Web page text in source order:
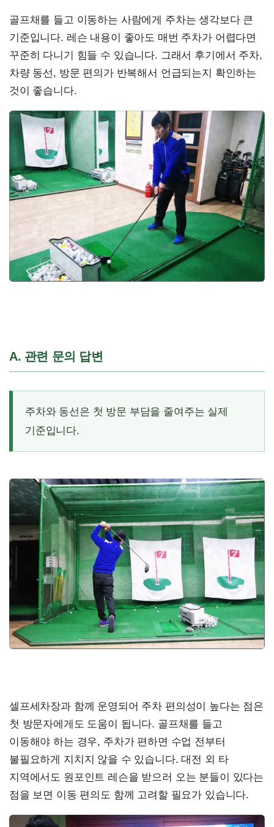
골프채를 들고 이동하는 사람에게 주차는 생각보다 큰
기준입니다. 레슨 내용이 좋아도 매번 주차가 어렵다면
꾸준히 다니기 힘들 수 있습니다. 그래서 후기에서 주차,
차량 동선, 방문 편의가 반복해서 언급되는지 확인하는
것이 좋습니다.
A. 관련 문의 답변
주차와 동선은 첫 방문 부담을 줄여주는 실제
기준입니다.
셀프세차장과 함께 운영되어 주차 편의성이 높다는 점은
첫 방문자에게도 도움이 됩니다. 골프채를 들고
이동해야 하는 경우, 주차가 편하면 수업 전부터
불필요하게 지치지 않을 수 있습니다. 대전 외 타
지역에서도 원포인트 레슨을 받으러 오는 분들이 있다는
점을 보면 이동 편의도 함께 고려할 필요가 있습니다.